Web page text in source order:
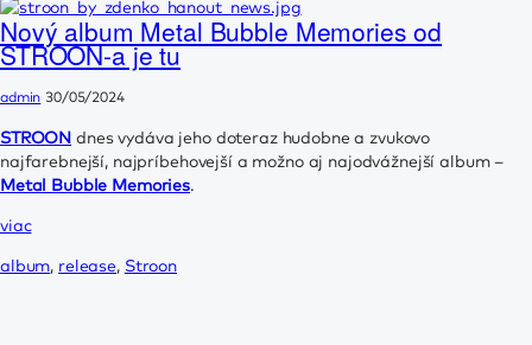
Nový album Metal Bubble Memories od
STROON-a je tu
admin 30/05/2024
STROON dnes vydáva jeho doteraz hudobne a zvukovo
najfarebnejší, najpríbehovejší a možno aj najodvážnejší album –
Metal Bubble Memories.
viac
album, release, Stroon